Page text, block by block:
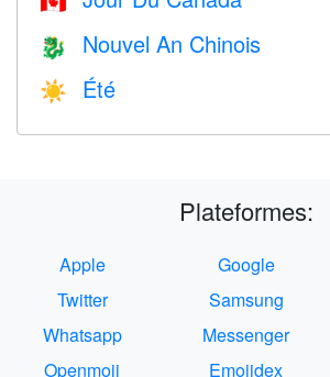
🐉 Nouvel An Chinois
☀️ Été
Plateformes:
Apple Google
Twitter
Samsung
Whatsapp
Messenger
Openmoji
Emojidex